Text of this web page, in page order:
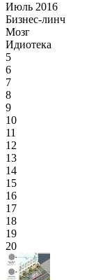
Июль 2016
Бизнес-линч
Мозг
Идиотека
5
6
7
8
9
10
11
12
13
14
15
16
17
18
19
20